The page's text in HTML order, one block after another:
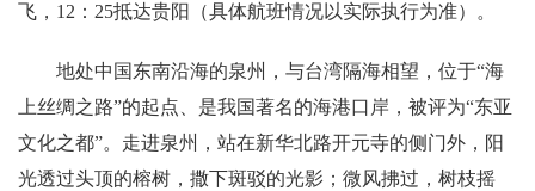
飞，12：25抵达贵阳（具体航班情况以实际执行为准）。
地处中国东南沿海的泉州，与台湾隔海相望，位于“海
上丝绸之路”的起点、是我国著名的海港口岸，被评为“东亚
文化之都”。走进泉州，站在新华北路开元寺的侧门外，阳
光透过头顶的榕树，撒下斑驳的光影；微风拂过，树枝摇